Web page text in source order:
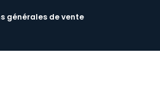
générales de vente